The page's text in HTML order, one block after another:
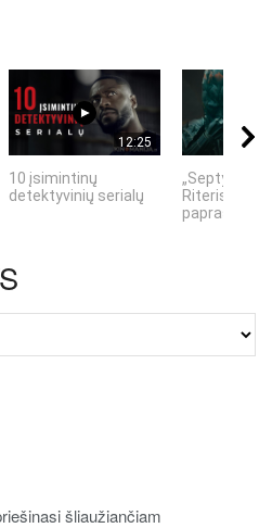
12:25
10 įsimintinų
detektyvinių serialų
„Septynių
Riteris" – kai
šliaužiančiam